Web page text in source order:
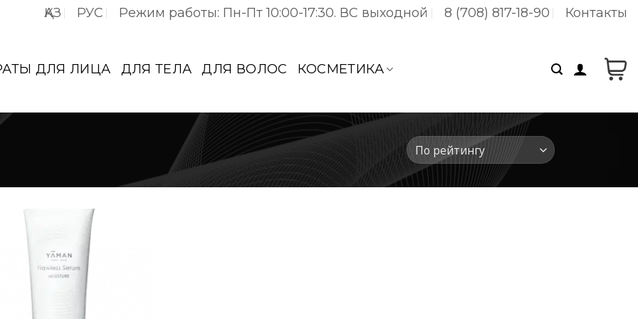
ҚАЗ РУС Режим работы: Пн-Пт 10:00-17:30. ВC выходной 8 (708) 817-18-90 Контакты
ДЛЯ ЛИЦА ДЛЯ ТЕЛА ДЛЯ ВОЛОС КОСМЕТИКА